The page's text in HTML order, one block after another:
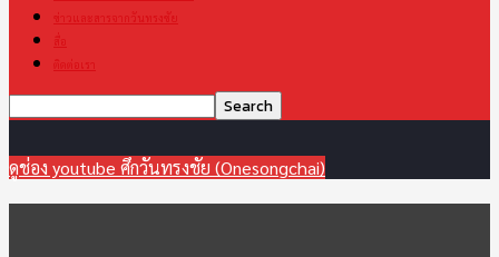
ข่าวและสารจากวันทรงชัย
สื่อ
ติดต่อเรา
ดูช่อง youtube ศึกวันทรงชัย (Onesongchai)